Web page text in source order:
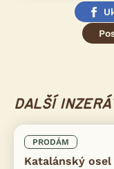
DALŠÍ
PRODÁM
Katalánský osel